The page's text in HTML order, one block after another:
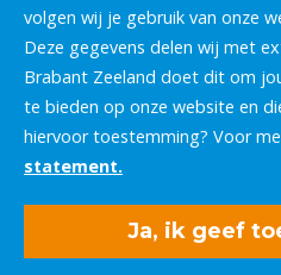
volgen wij je gebruik van onze
Deze gegevens delen wij met
Brabant Zeeland doet dit om
te bieden op onze website en
hiervoor toestemming? Voor
statement.
Ja, ik geef